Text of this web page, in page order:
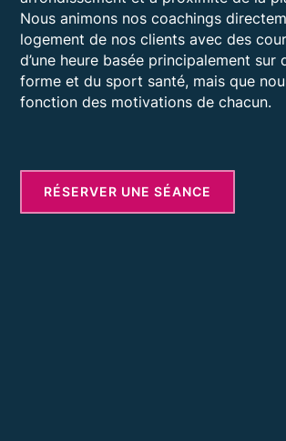
Nous animons nos coachings
logement de nos clients avec des
d’une heure basée principalement sur
forme et du sport santé, mais que
fonction des motivations de chacun.
RÉSERVER UNE SÉANCE